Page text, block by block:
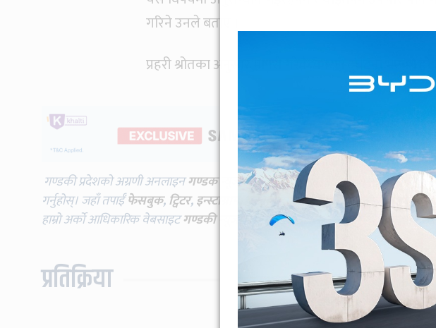
गरिने उनले बताए ।
प्रहरी श्रोतका अनुसार मापसे गरेकै कारण दुर्घटना भएको हो ।
गण्डकी प्रदेशको अग्रणी अनलाइनगण्डक न्यूजविभिन्न प्लाटफर्ममा उपलब्ध छन्। सामाजिक
गर्नुहोस्। जहाँ तपाईँफेसबुक,ट्विटर,इन्स्टाग्राम लगायतमा पनि हाम्रा सामाग्री
हाम्रो अर्को आधिकारिक वेबसाइटगण्डकी न्यूज भिजिट गर्दै गर्नुहोला। साथै, माथि समाचार
प्रतिक्रिया